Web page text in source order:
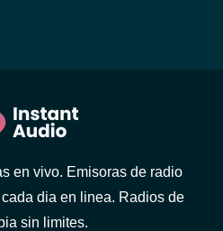
en vivo. Emisoras de radio
dia en linea. Radios de
sin limites.